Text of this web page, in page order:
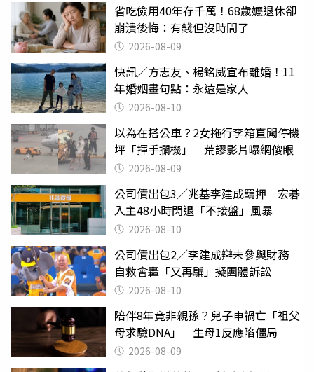
省吃儉用40年存千萬！68歲嬤退休卻
崩潰後悔：有錢但沒時間了
2026-08-09
快訊／方志友、楊銘威宣布離婚！11
年婚姻畫句點：永遠是家人
2026-08-10
以為在搭公車？2女拖行李箱直闖停機
坪「揮手攔機」 荒謬影片曝網傻眼
2026-08-09
公司債出包3／兆基李建成羈押 宏碁
入主48小時閃退「不接盤」風暴
2026-08-10
公司債出包2／李建成辯未參與財務
自救會轟「又再騙」擬團體訴訟
2026-08-10
陪伴8年竟非親孫？兒子車禍亡「祖父
母求驗DNA」 生母1反應陷僵局
2026-08-09